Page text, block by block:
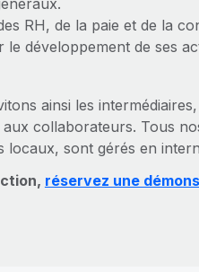
RH, de la paie et de la
développement de ses
ainsi les
collaborateurs. Tous
locaux, sont gérés en
réservez une